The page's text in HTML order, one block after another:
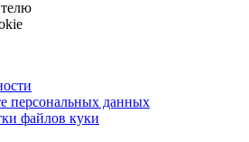
персональных данных
файлов куки